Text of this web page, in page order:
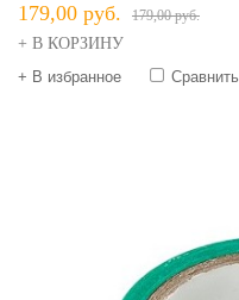
179,00 руб. 179,00 руб.
+ В КОРЗИНУ
+ В избранное
Сравнить